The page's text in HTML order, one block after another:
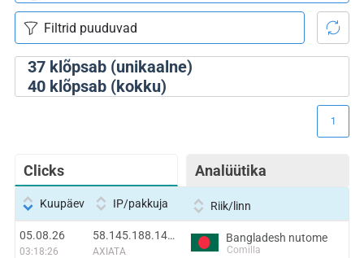
37klõpsab (unikaalne)
40klõpsab (kokku)
Clicks Analüütika
1
Kuupäev IP/pakkuja Riik/linn
05.08.26
03:18:26
58.145.188.140:45870
AXIATA
Bangladesh nutome
Comilla